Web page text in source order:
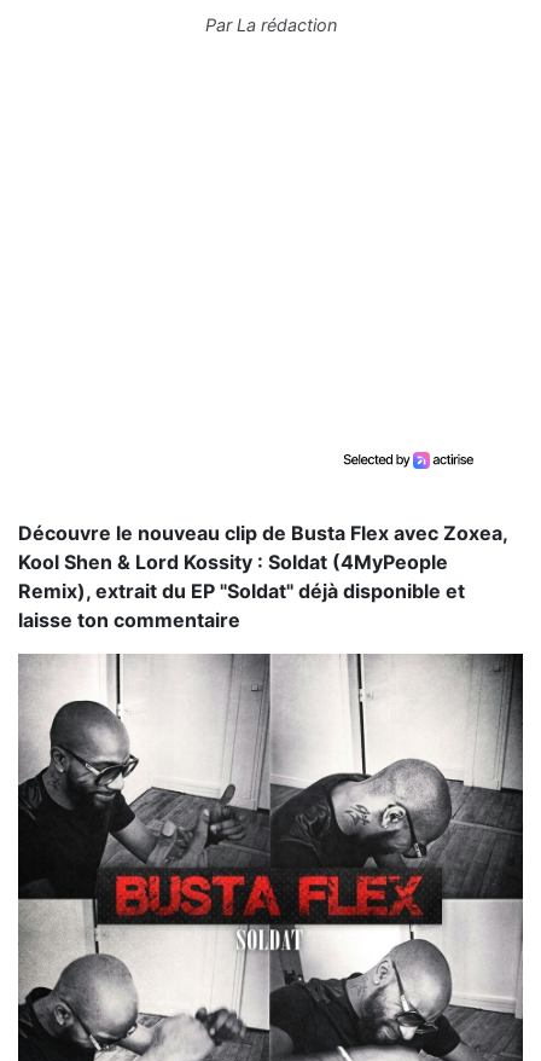
ParLa rédaction
Découvre le nouveau clip de Busta Flex avec Zoxea,
Kool Shen & Lord Kossity : Soldat (4MyPeople
Remix), extrait du EP "Soldat" déjà disponible et
laisse ton commentaire